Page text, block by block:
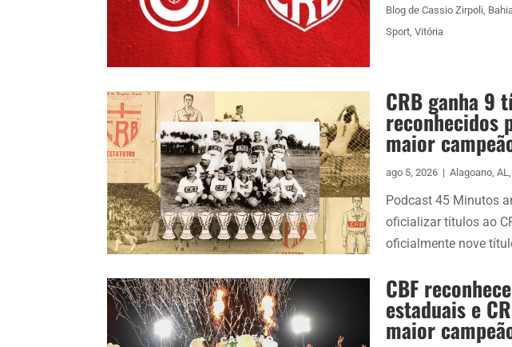
Blog de Cassio Zirpoli,
Sport, Vitória
CRB ganha 9
reconhecidos
maior
ago 5, 2026 | Alagoano, AL,
Podcast 45 Minutos
oficializar títulos ao
oficialmente nove
CBF
estaduais e
maior